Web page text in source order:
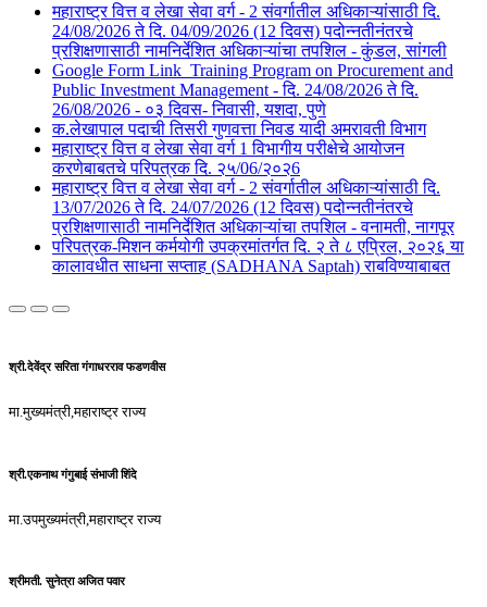
महाराष्ट्र वित्त व लेखा सेवा वर्ग - 2 संवर्गातील अधिकाऱ्यांसाठी दि.
24/08/2026 ते दि. 04/09/2026 (12 दिवस) पदोन्नतीनंतरचे
प्रशिक्षणासाठी नामनिर्देशित अधिकाऱ्यांचा तपशिल - कुंडल, सांगली​​
Google Form Link_Training Program on Procurement and
Public Investment Management - दि. 24/08/2026 ते दि.
26/08/2026 - ०३ दिवस- निवासी, यशदा, पुणे​
क.लेखापाल पदाची तिसरी गुणवत्ता निवड यादी अमरावती विभाग
महाराष्ट्र वित्त व लेखा सेवा वर्ग 1 विभागीय परीक्षेचे आयोजन
करणेबाबतचे परिपत्रक दि. २५/06/२०२6
महाराष्ट्र वित्त व लेखा सेवा वर्ग - 2 संवर्गातील अधिकाऱ्यांसाठी दि.
13/07/2026 ते दि. 24/07/2026 (12 दिवस) पदोन्नतीनंतरचे
प्रशिक्षणासाठी नामनिर्देशित अधिकाऱ्यांचा तपशिल - वनामती, नागपूर
परिपत्रक-मिशन कर्मयोगी उपक्रमांतर्गत दि. २ ते ८ एप्रिल, २०२६ या
कालावधीत साधना सप्ताह (SADHANA Saptah) राबविण्याबाबत
श्री.देवेंद्र सरिता गंगाधरराव फडणवीस
मा.मुख्यमंत्री,महाराष्ट्र राज्य
श्री.एकनाथ गंगुबाई संभाजी शिंदे
मा.उपमुख्यमंत्री,महाराष्ट्र राज्य
श्रीमती. सुनेत्रा अजित पवार